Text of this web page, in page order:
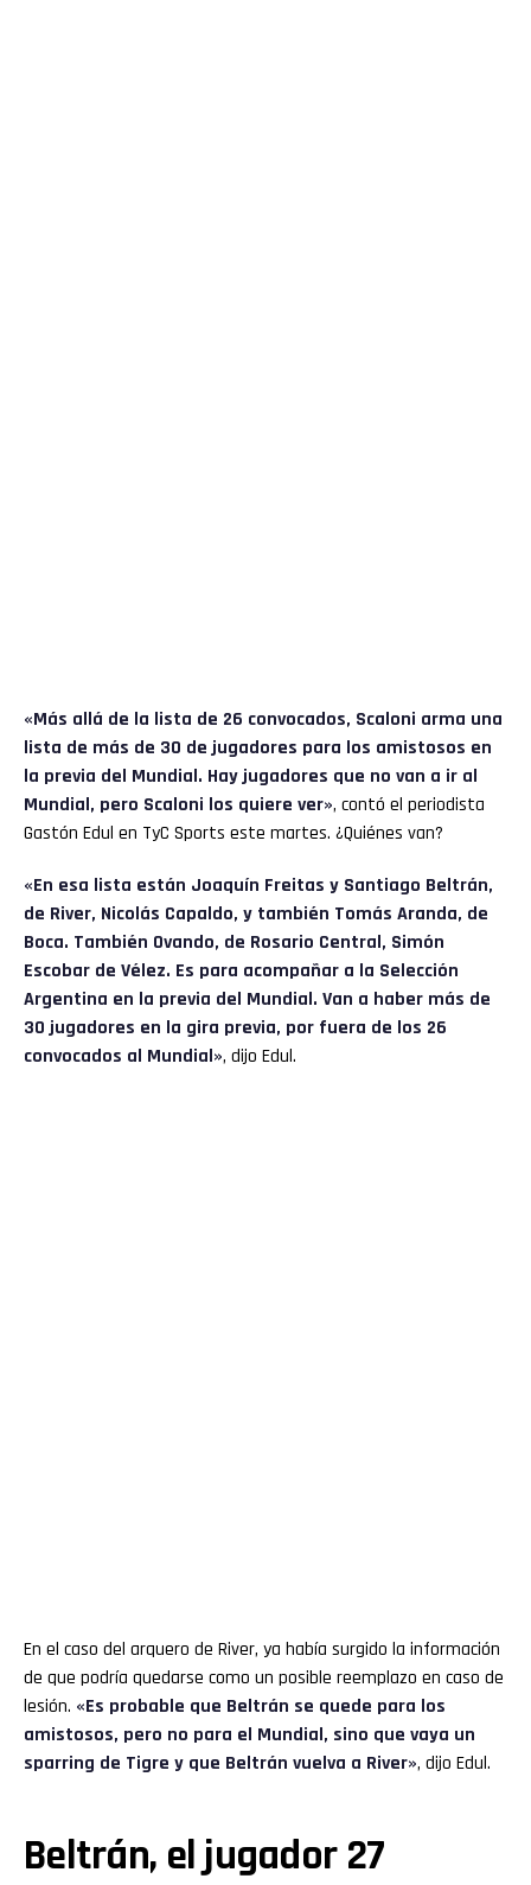
«Más allá de la lista de 26 convocados, Scaloni arma una
lista de más de 30 de jugadores para los amistosos en
la previa del Mundial. Hay jugadores que no van a ir al
Mundial, pero Scaloni los quiere ver», contó el periodista
Gastón Edul en TyC Sports este martes. ¿Quiénes van?
«En esa lista están Joaquín Freitas y Santiago Beltrán,
de River, Nicolás Capaldo, y también Tomás Aranda, de
Boca. También Ovando, de Rosario Central, Simón
Escobar de Vélez. Es para acompañar a la Selección
Argentina en la previa del Mundial. Van a haber más de
30 jugadores en la gira previa, por fuera de los 26
convocados al Mundial», dijo Edul.
En el caso del arquero de River, ya había surgido la información
de que podría quedarse como un posible reemplazo en caso de
lesión. «Es probable que Beltrán se quede para los
amistosos, pero no para el Mundial, sino que vaya un
sparring de Tigre y que Beltrán vuelva a River», dijo Edul.
Beltrán, el jugador 27